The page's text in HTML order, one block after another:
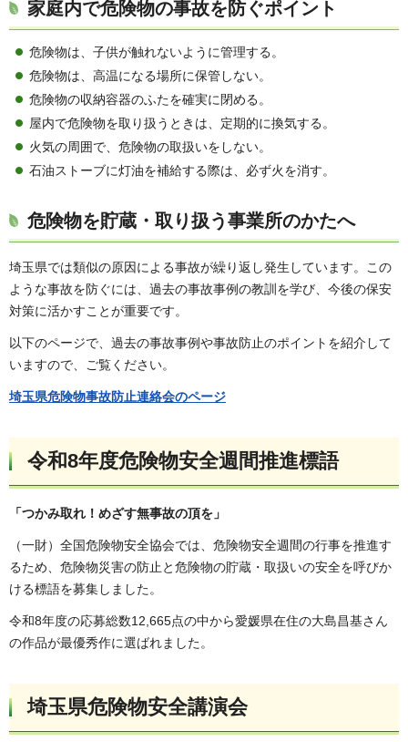
家庭内で危険物の事故を防ぐポイント
危険物は、子供が触れないように管理する。
危険物は、高温になる場所に保管しない。
危険物の収納容器のふたを確実に閉める。
屋内で危険物を取り扱うときは、定期的に換気する。
火気の周囲で、危険物の取扱いをしない。
石油ストーブに灯油を補給する際は、必ず火を消す。
危険物を貯蔵・取り扱う事業所のかたへ
埼玉県では類似の原因による事故が繰り返し発生しています。この
ような事故を防ぐには、過去の事故事例の教訓を学び、今後の保安
対策に活かすことが重要です。
以下のページで、過去の事故事例や事故防止のポイントを紹介して
いますので、ご覧ください。
埼玉県危険物事故防止連絡会のページ
令和8年度危険物安全週間推進標語
「つかみ取れ！めざす無事故の頂を」
（一財）全国危険物安全協会では、危険物安全週間の行事を推進す
るため、危険物災害の防止と危険物の貯蔵・取扱いの安全を呼びか
ける標語を募集しました。
令和8年度の応募総数12,665点の中から愛媛県在住の大島昌基さん
の作品が最優秀作に選ばれました。
埼玉県危険物安全講演会